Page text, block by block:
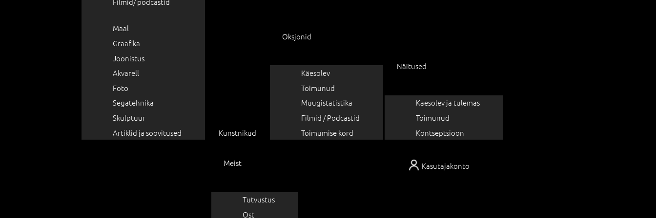
Kasutajakonto
Maal
Graafika
Joonistus
Akvarell
Foto
Segatehnika
Skulptuur
Artiklid ja soovitused
Kunstnikud
Oksjonid
Käesolev
Toimunud
Müügistatistika
Filmid / Podcastid
Toimumise kord
Näitused
Käesolev ja tulemas
Toimunud
Kontseptsioon
Meist
Tutvustus
Ost